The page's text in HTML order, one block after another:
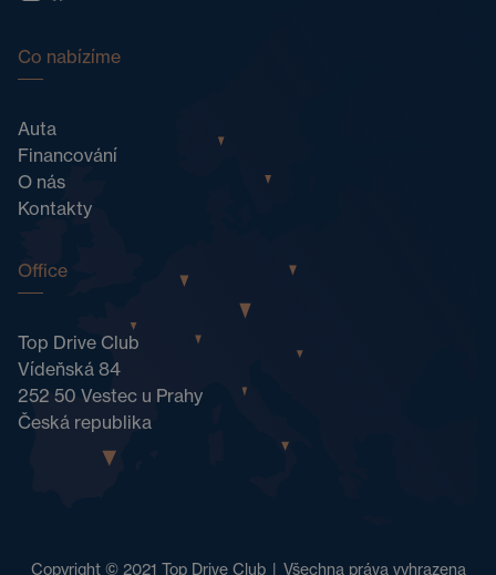
Co nabízíme
Auta
Financování
O nás
Kontakty
Office
Top Drive Club
Vídeňská 84
252 50 Vestec u Prahy
Česká republika
Copyright © 2021 Top Drive Club| Všechna práva vyhrazena